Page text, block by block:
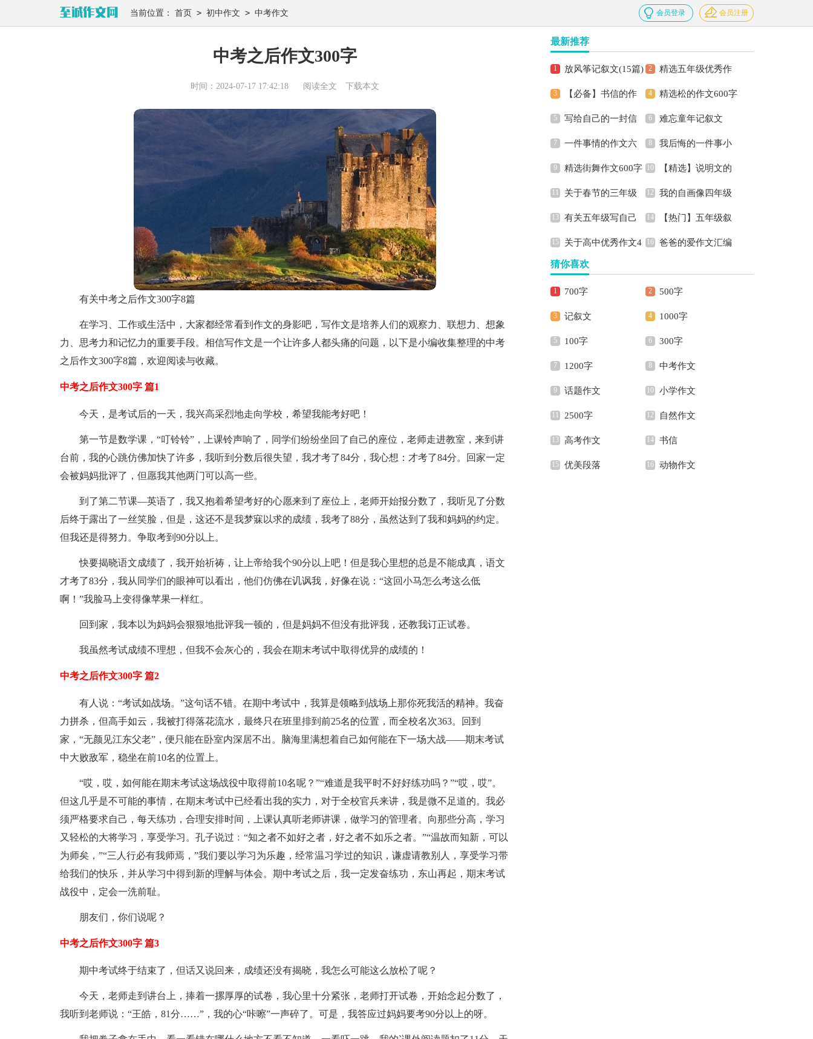
当前位置： 首页 > 初中作文 > 中考作文 会员登录 会员注册
中考之后作文300字
时间：2024-07-17 17:42:18 阅读全文 下载本文
有关中考之后作文300字8篇
在学习、工作或生活中，大家都经常看到作文的身影吧，写作文是培养人们的观察力、联想力、想象
力、思考力和记忆力的重要手段。相信写作文是一个让许多人都头痛的问题，以下是小编收集整理的中考
之后作文300字8篇，欢迎阅读与收藏。
中考之后作文300字 篇1
今天，是考试后的一天，我兴高采烈地走向学校，希望我能考好吧！
第一节是数学课，“叮铃铃”，上课铃声响了，同学们纷纷坐回了自己的座位，老师走进教室，来到讲
台前，我的心跳仿佛加快了许多，我听到分数后很失望，我才考了84分，我心想：才考了84分。回家一定
会被妈妈批评了，但愿我其他两门可以高一些。
到了第二节课—英语了，我又抱着希望考好的心愿来到了座位上，老师开始报分数了，我听见了分数
后终于露出了一丝笑脸，但是，这还不是我梦寐以求的成绩，我考了88分，虽然达到了我和妈妈的约定。
但我还是得努力。争取考到90分以上。
快要揭晓语文成绩了，我开始祈祷，让上帝给我个90分以上吧！但是我心里想的总是不能成真，语文
才考了83分，我从同学们的眼神可以看出，他们仿佛在讥讽我，好像在说：“这回小马怎么考这么低
啊！”我脸马上变得像苹果一样红。
回到家，我本以为妈妈会狠狠地批评我一顿的，但是妈妈不但没有批评我，还教我订正试卷。
我虽然考试成绩不理想，但我不会灰心的，我会在期末考试中取得优异的成绩的！
中考之后作文300字 篇2
有人说：“考试如战场。”这句话不错。在期中考试中，我算是领略到战场上那你死我活的精神。我奋
力拼杀，但高手如云，我被打得落花流水，最终只在班里排到前25名的位置，而全校名次363。回到
家，“无颜见江东父老”，便只能在卧室内深居不出。脑海里满想着自己如何能在下一场大战——期末考试
中大败敌军，稳坐在前10名的位置上。
“哎，哎，如何能在期末考试这场战役中取得前10名呢？”“难道是我平时不好好练功吗？”“哎，哎”。
但这几乎是不可能的事情，在期末考试中已经看出我的实力，对于全校官兵来讲，我是微不足道的。我必
须严格要求自己，每天练功，合理安排时间，上课认真听老师讲课，做学习的管理者。向那些分高，学习
又轻松的大将学习，享受学习。孔子说过﹕“知之者不如好之者，好之者不如乐之者。”“温故而知新，可以
为师矣，”“三人行必有我师焉，”我们要以学习为乐趣，经常温习学过的知识，谦虚请教别人，享受学习带
给我们的快乐，并从学习中得到新的理解与体会。期中考试之后，我一定发奋练功，东山再起，期末考试
战役中，定会一洗前耻。
朋友们，你们说呢？
中考之后作文300字 篇3
期中考试终于结束了，但话又说回来，成绩还没有揭晓，我怎么可能这么放松了呢？
今天，老师走到讲台上，捧着一摞厚厚的试卷，我心里十分紧张，老师打开试卷，开始念起分数了，
我听到老师说：“王皓，81分……”，我的心“咔嚓”一声碎了。可是，我答应过妈妈要考90分以上的呀。
最新推荐
放风筝记叙文(15篇) 精选五年级优秀作
文集合6篇
【必备】书信的作
文3篇
精选松的作文600字
3篇
写给自己的一封信 难忘童年记叙文
一件事情的作文六
篇
我后悔的一件事小
学作文12篇
精选街舞作文600字
3篇
【精选】说明文的
作文300字四篇
关于春节的三年级
的作文合集十篇
我的自画像四年级
优秀作文
有关五年级写自己
的作文四篇
【热门】五年级叙
事作文三篇
关于高中优秀作文4
篇
爸爸的爱作文汇编
猜你喜欢
700字 500字
记叙文 1000字
100字 300字
1200字 中考作文
话题作文 小学作文
2500字 自然作文
高考作文 书信
优美段落 动物作文